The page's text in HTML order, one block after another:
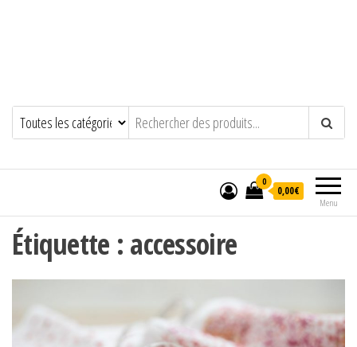
Menu
0
0,00€
Étiquette : accessoire